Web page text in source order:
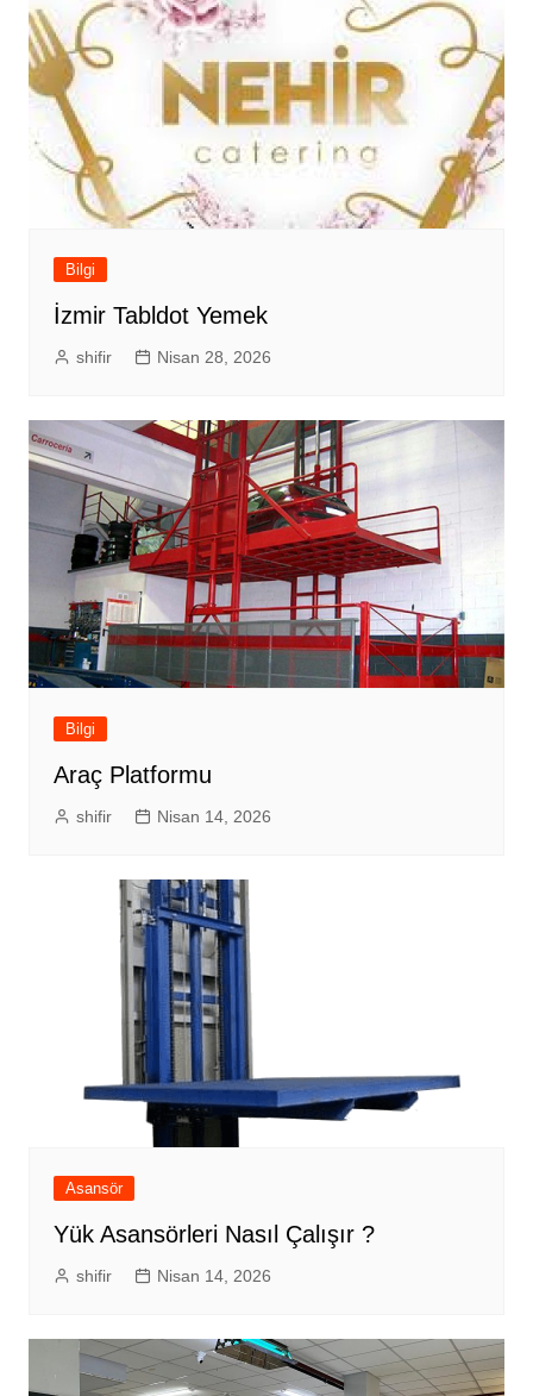
Bilgi
İzmir Tabldot Yemek
shifir Nisan 28, 2026
Bilgi
Araç Platformu
shifir Nisan 14, 2026
Asansör
Yük Asansörleri Nasıl Çalışır ?
shifir Nisan 14, 2026